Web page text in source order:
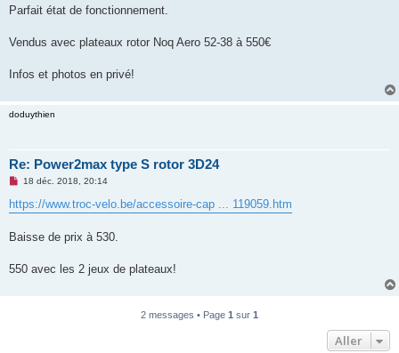
u
Parfait état de fonctionnement.
Vendus avec plateaux rotor Noq Aero 52-38 à 550€
Infos et photos en privé!
doduythien
Re: Power2max type S rotor 3D24
M
s
s
g
e
o
n
18 déc. 2018, 20:14
https://www.troc-velo.be/accessoire-cap ... 119059.htm
Baisse de prix à 530.
550 avec les 2 jeux de plateaux!
2 messages • Page 1 sur 1
Aller